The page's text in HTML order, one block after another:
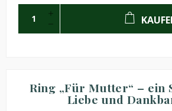
Ring „Für Mutter“ – ein
Liebe und